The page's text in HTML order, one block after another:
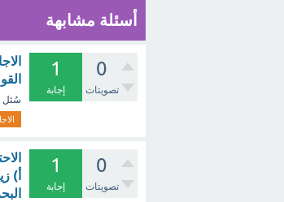
أسئلة مشابهة
0
تصويتات
1
إجابة
سُئل
0
تصويتات
1
إجابة
أ)